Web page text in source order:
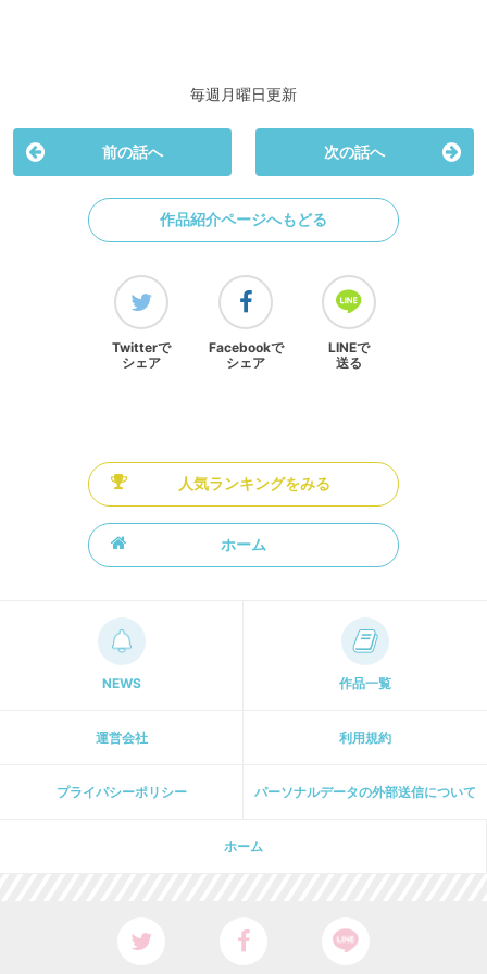
毎週月曜日更新
前の話へ 次の話へ
作品紹介ページへもどる
Twitterで
シェア
Facebookで
シェア
LINEで
送る
人気ランキングをみる
ホーム
NEWS 作品一覧
運営会社 利用規約
プライパシーポリシー パーソナルデータの外部送信について
ホーム